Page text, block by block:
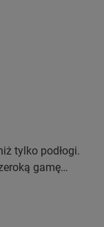
tylko podłogi.
gamę
profilami